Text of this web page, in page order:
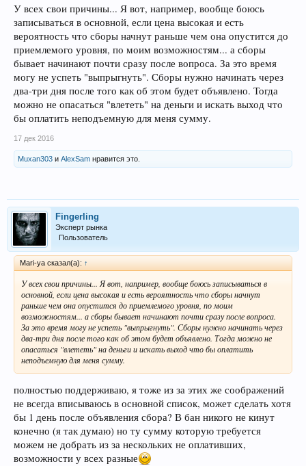
У всех свои причины... Я вот, например, вообще боюсь
записываться в основной, если цена высокая и есть
вероятность что сборы начнут раньше чем она опустится до
приемлемого уровня, по моим возможностям... а сборы
бывает начинают почти сразу после вопроса. За это время
могу не успеть "выпрыгнуть". Сборы нужно начинать через
два-три дня после того как об этом будет объявлено. Тогда
можно не опасаться "влететь" на деньги и искать выход что
бы оплатить неподъемную для меня сумму.
17 дек 2016
Muxan303 и AlexSam нравится это.
Fingerling
Эксперт рынка
Пользователь
Mari-ya сказал(а): ↑
У всех свои причины... Я вот, например, вообще боюсь записываться в
основной, если цена высокая и есть вероятность что сборы начнут
раньше чем она опустится до приемлемого уровня, по моим
возможностям... а сборы бывает начинают почти сразу после вопроса.
За это время могу не успеть "выпрыгнуть". Сборы нужно начинать через
два-три дня после того как об этом будет объявлено. Тогда можно не
опасаться "влететь" на деньги и искать выход что бы оплатить
неподъемную для меня сумму.
полностью поддерживаю, я тоже из за этих же соображений
не всегда вписываюсь в основной список, может сделать хотя
бы 1 день после объявления сбора? В бан никого не кинут
конечно (я так думаю) но ту сумму которую требуется
можем не добрать из за нескольких не оплативших,
возможности у всех разные